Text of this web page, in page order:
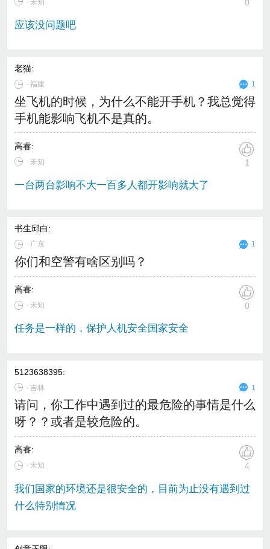
0
应该没问题吧
老猫:
∙福建 1
坐飞机的时候，为什么不能开手机？我总觉得
手机能影响飞机不是真的。
高睿:
∙ 未知 1
一台两台影响不大一百多人都开影响就大了
书生邱白:
∙ 广东 1
你们和空警有啥区别吗？
高睿:
∙ 未知 0
任务是一样的，保护人机安全国家安全
5123638395:
∙吉林 1
请问，你工作中遇到过的最危险的事情是什么
呀？？或者是较危险的。
高睿:
∙ 未知 4
我们国家的环境还是很安全的，目前为止没有遇到过
什么特别情况